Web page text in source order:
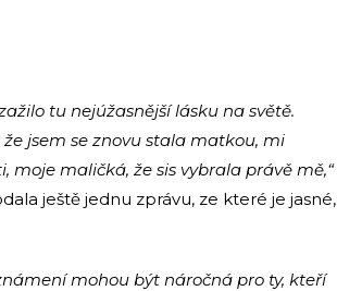
tu nejúžasnější lásku na světě.
jsem se znovu stala matkou, mi
moje maličká, že sis vybrala právě mě,“
ještě jednu zprávu, ze které je jasné,
mohou být náročná pro ty, kteří